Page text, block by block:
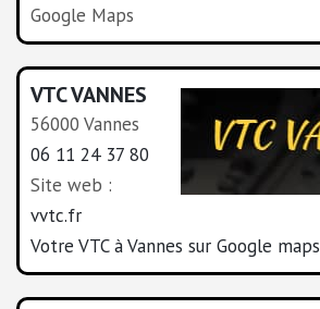
Google Maps
VTC VANNES
56000 Vannes
06 11 24 37 80
Site web :
vvtc.fr
Votre VTC à Vannes sur Google maps